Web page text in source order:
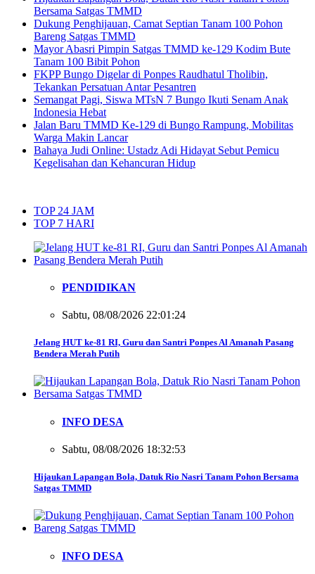
Bersama Satgas TMMD
Dukung Penghijauan, Camat Septian Tanam 100 Pohon
Bareng Satgas TMMD
Mayor Abasri Pimpin Satgas TMMD ke-129 Kodim Bute
Tanam 100 Bibit Pohon
FKPP Bungo Digelar di Ponpes Raudhatul Tholibin,
Tekankan Persatuan Antar Pesantren
Semangat Pagi, Siswa MTsN 7 Bungo Ikuti Senam Anak
Indonesia Hebat
Jalan Baru TMMD Ke-129 di Bungo Rampung, Mobilitas
Warga Makin Lancar
Bahaya Judi Online: Ustadz Adi Hidayat Sebut Pemicu
Kegelisahan dan Kehancuran Hidup
TOP 24 JAM
TOP 7 HARI
PENDIDIKAN
Sabtu, 08/08/2026 22:01:24
Jelang HUT ke-81 RI, Guru dan Santri Ponpes Al Amanah Pasang
Bendera Merah Putih
INFO DESA
Sabtu, 08/08/2026 18:32:53
Hijaukan Lapangan Bola, Datuk Rio Nasri Tanam Pohon Bersama
Satgas TMMD
INFO DESA